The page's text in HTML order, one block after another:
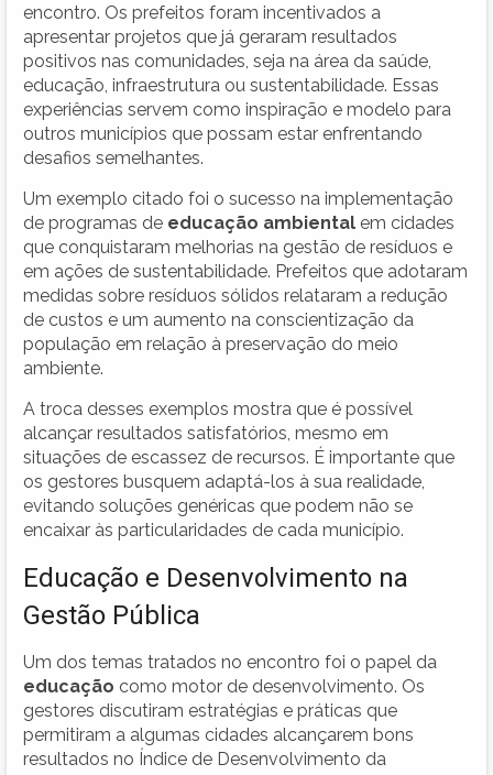
encontro. Os prefeitos foram incentivados a
apresentar projetos que já geraram resultados
positivos nas comunidades, seja na área da saúde,
educação, infraestrutura ou sustentabilidade. Essas
experiências servem como inspiração e modelo para
outros municípios que possam estar enfrentando
desafios semelhantes.
Um exemplo citado foi o sucesso na implementação
de programas de educação ambiental em cidades
que conquistaram melhorias na gestão de resíduos e
em ações de sustentabilidade. Prefeitos que adotaram
medidas sobre resíduos sólidos relataram a redução
de custos e um aumento na conscientização da
população em relação à preservação do meio
ambiente.
A troca desses exemplos mostra que é possível
alcançar resultados satisfatórios, mesmo em
situações de escassez de recursos. É importante que
os gestores busquem adaptá-los à sua realidade,
evitando soluções genéricas que podem não se
encaixar às particularidades de cada município.
Educação e Desenvolvimento na
Gestão Pública
Um dos temas tratados no encontro foi o papel da
educação como motor de desenvolvimento. Os
gestores discutiram estratégias e práticas que
permitiram a algumas cidades alcançarem bons
resultados no Índice de Desenvolvimento da